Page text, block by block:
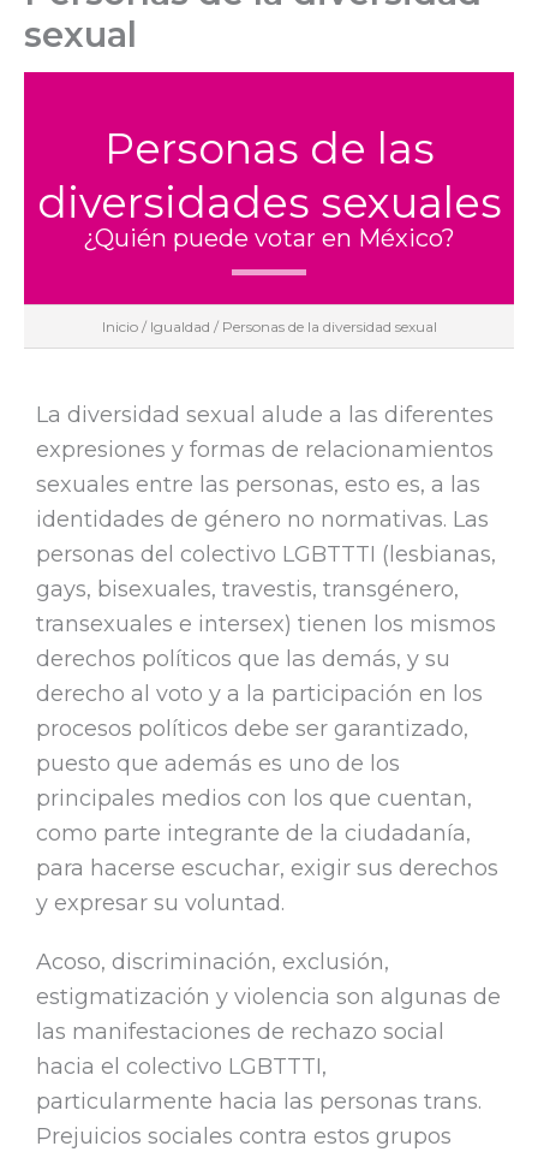
sexual
Personas de las
diversidades sexuales
¿Quién puede votar en México?
Inicio/ Igualdad / Personas de la diversidad sexual
La diversidad sexual alude a las diferentes
expresiones y formas de relacionamientos
sexuales entre las personas, esto es, a las
identidades de género no normativas. Las
personas del colectivo LGBTTTI (lesbianas,
gays, bisexuales, travestis, transgénero,
transexuales e intersex) tienen los mismos
derechos políticos que las demás, y su
derecho al voto y a la participación en los
procesos políticos debe ser garantizado,
puesto que además es uno de los
principales medios con los que cuentan,
como parte integrante de la ciudadanía,
para hacerse escuchar, exigir sus derechos
y expresar su voluntad.
Acoso, discriminación, exclusión,
estigmatización y violencia son algunas de
las manifestaciones de rechazo social
hacia el colectivo LGBTTTI,
particularmente hacia las personas trans.
Prejuicios sociales contra estos grupos